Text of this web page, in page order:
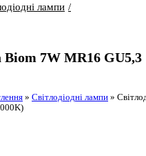
лампи
Biom 7W MR16 GU5,3
» Світлодіодні лампи »